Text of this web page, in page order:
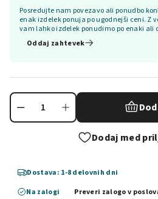
Posredujte nam povezavo ali ponudbo
enak izdelek ponuja po ugodnejši ceni. Z
vam lahko izdelek ponudimo po enaki ali
Oddaj zahtevek
Dodaj med
Dostava: 1-8 delovnih dni
Na zalogi
Preveri zalogo v